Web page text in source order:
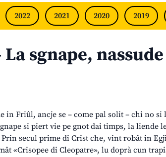
2022 2021 2020 2019
La sgnape,
in Friûl, ancje se – come pal solit – chi no
si piert vie pe gnot dai timps, la liende
secul prime di Crist che, vint robât in
«Crisopee di Cleopatre», lu doprà cun